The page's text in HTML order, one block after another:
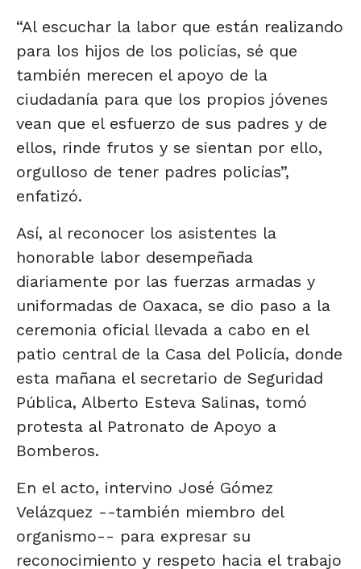
“Al escuchar la labor que están realizando
para los hijos de los policías, sé que
también merecen el apoyo de la
ciudadanía para que los propios jóvenes
vean que el esfuerzo de sus padres y de
ellos, rinde frutos y se sientan por ello,
orgulloso de tener padres policías”,
enfatizó.
Así, al reconocer los asistentes la
honorable labor desempeñada
diariamente por las fuerzas armadas y
uniformadas de Oaxaca, se dio paso a la
ceremonia oficial llevada a cabo en el
patio central de la Casa del Policía, donde
esta mañana el secretario de Seguridad
Pública, Alberto Esteva Salinas, tomó
protesta al Patronato de Apoyo a
Bomberos.
En el acto, intervino José Gómez
Velázquez --también miembro del
organismo-- para expresar su
reconocimiento y respeto hacia el trabajo